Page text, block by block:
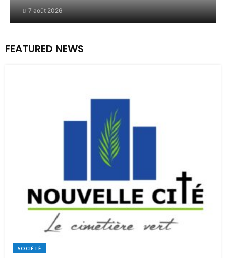
7 août 2026
FEATURED NEWS
SOCIÉTÉ